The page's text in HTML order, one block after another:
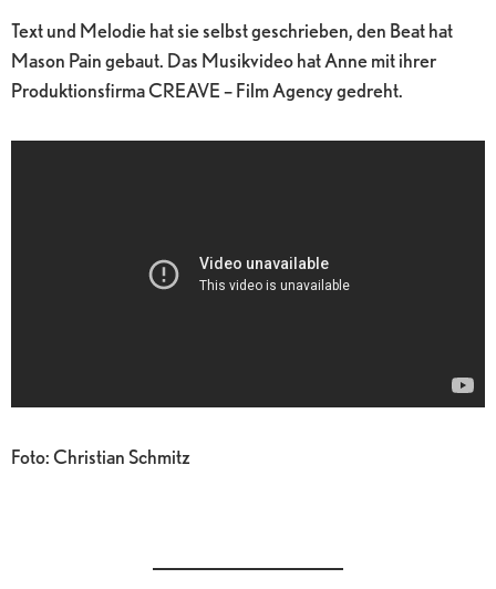
Text und Melodie hat sie selbst geschrieben, den Beat hat
Mason Pain gebaut. Das Musikvideo hat Anne mit ihrer
Produktionsfirma CREAVE – Film Agency gedreht.
Foto: Christian Schmitz